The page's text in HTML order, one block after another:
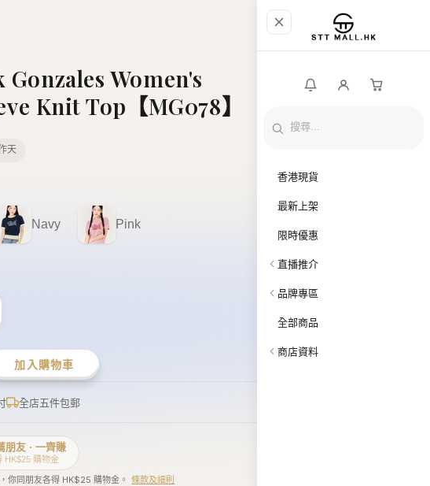
香港現貨
最新上架
限時優惠
直播推介
品牌專區
全部商品
商店資料
Women's
Knit Top【MG078】
天
Navy Pink
加入購物車
全店五件包郵
朋友 · 一齊賺
HK$25 購物金
你同朋友各得 HK$25 購物金。 條款及細則